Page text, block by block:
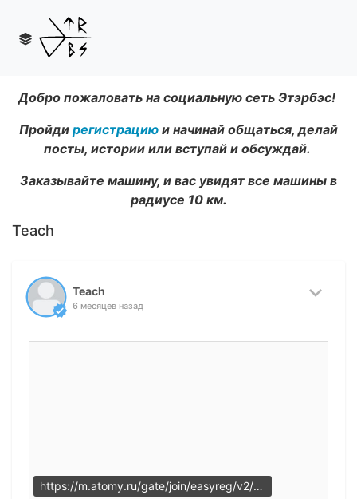
Добро пожаловать на социальную сеть Этэрбэс!
Пройди регистрацию и начинай общаться, делай
посты, истории или вступай и обсуждай.
Заказывайте машину, и вас увидят все машины в
радиусе 10 км.
Teach
Teach
6 месяцев назад
https://m.atomy.ru/gate/join/easyreg/v2/45448724